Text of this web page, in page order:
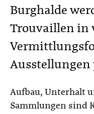
Burghalde
Trouvaillen in
Ausstellungen
Aufbau, Unterhalt
Sammlungen sind